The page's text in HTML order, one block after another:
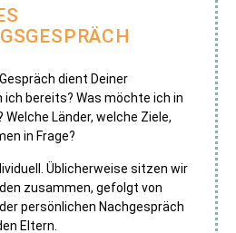
dient Deiner
ich bereits? Was möchte ich in
Welche Länder, welche Ziele,
in Frage?
Üblicherweise sitzen wir
zusammen, gefolgt von
persönlichen Nachgespräch
Eltern.